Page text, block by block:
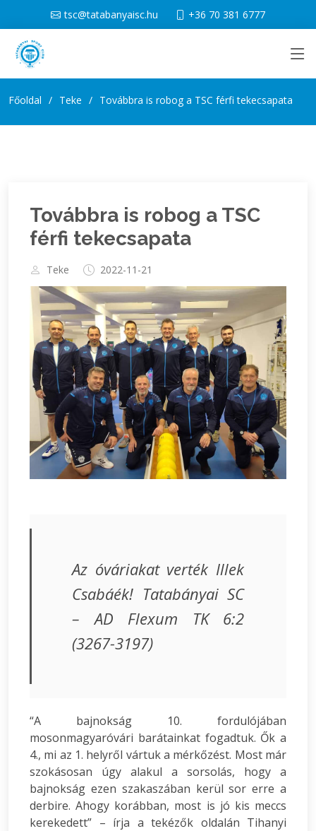
tsc@tatabanyaisc.hu +36 70 381 6777
Főoldal Teke Továbbra is robog a TSC férfi tekecsapata
Továbbra is robog a TSC
férfi tekecsapata
Teke 2022-11-21
Az óváriakat verték Illek
Csabáék! Tatabányai SC
– AD Flexum TK 6:2
(3267-3197)
“A bajnokság 10. fordulójában
mosonmagyaróvári barátainkat fogadtuk. Ők a
4., mi az 1. helyről vártuk a mérkőzést. Most már
szokásosan úgy alakul a sorsolás, hogy a
bajnokság ezen szakaszában kerül sor erre a
derbire. Ahogy korábban, most is jó kis meccs
kerekedett” – írja a tekézők oldalán Tihanyi